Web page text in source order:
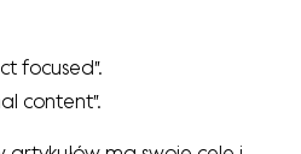
focused”.
content”.